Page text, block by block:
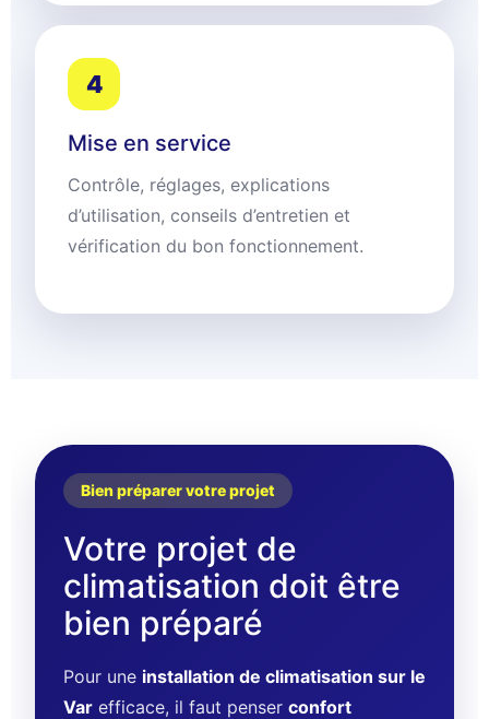
4
Mise en service
Contrôle, réglages, explications
d’utilisation, conseils d’entretien et
vérification du bon fonctionnement.
Bien préparer votre projet
Votre projet de
climatisation doit être
bien préparé
Pour une installation de climatisation sur le
Var efficace, il faut penser confort